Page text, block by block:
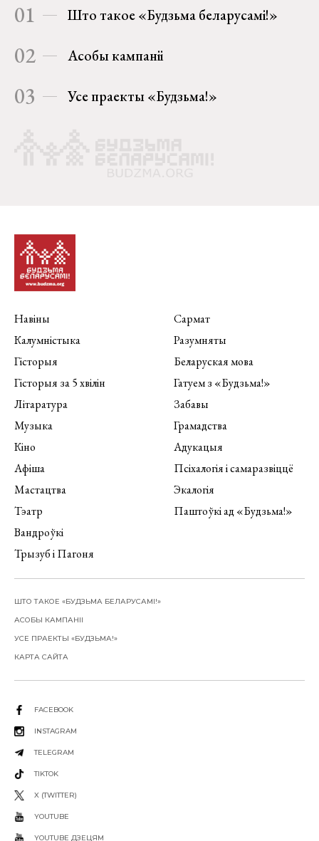
01 Што такое «Будзьма беларусамі!»
02 Асобы кампаніі
03 Усе праекты «Будзьма!»
Навіны
Калумністыка
Гісторыя
Гісторыя за 5 хвілін
Літаратура
Музыка
Кіно
Афіша
Мастацтва
Тэатр
Вандроўкі
Трызуб і Пагоня
Сармат
Разумняты
Беларуская мова
Гатуем з «Будзьма!»
Забавы
Грамадства
Адукацыя
Псіхалогія і самаразвіццё
Экалогія
Паштоўкі ад «Будзьма!»
ШТО ТАКОЕ «БУДЗЬМА БЕЛАРУСАМІ!»
АСОБЫ КАМПАНІІ
УСЕ ПРАЕКТЫ «БУДЗЬМА!»
КАРТА САЙТА
FACEBOOK
INSTAGRAM
TELEGRAM
TIKTOK
X (TWITTER)
YOUTUBE
YOUTUBE ДЗЕЦЯМ